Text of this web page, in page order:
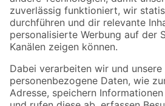
Zur Newsletter Anmeldung
Folge uns
Zahlungsarten